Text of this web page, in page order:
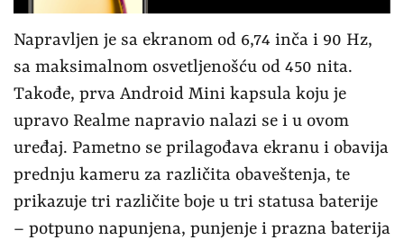
Napravljen je sa ekranom od 6,74 inča i 90 Hz,
sa maksimalnom osvetljenošću od 450 nita.
Takođe, prva Android Mini kapsula koju je
upravo Realme napravio nalazi se i u ovom
uređaj. Pametno se prilagođava ekranu i obavija
prednju kameru za različita obaveštenja, te
prikazuje tri različite boje u tri statusa baterije
– potpuno napunjena, punjenje i prazna baterija